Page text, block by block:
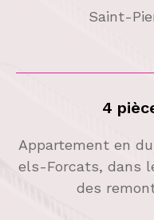
Saint-
4
Appartement en
els-Forcats, dans
des